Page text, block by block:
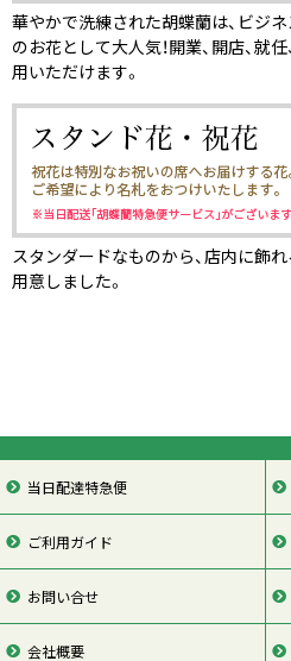
華やかで洗練された胡蝶蘭は、ビジ
のお花として大人気！開業、開店、就
用いただけます。
スタンダードなものから、店内に飾
用意しました。
当日配達特急便
ご利用ガイド
お問い合せ
会社概要